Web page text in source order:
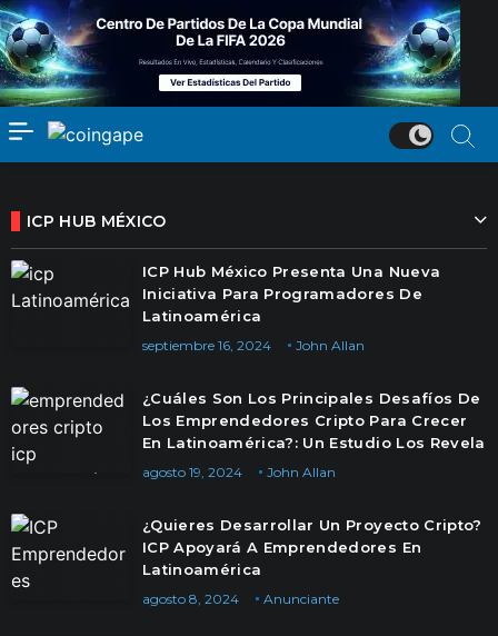
ICP HUB MÉXICO
ICP Hub México Presenta Una Nueva
Iniciativa Para Programadores De
Latinoamérica
John Allan
septiembre 16, 2024
¿Cuáles Son Los Principales Desafíos De
Los Emprendedores Cripto Para Crecer
En Latinoamérica?: Un Estudio Los Revela
John Allan
agosto 19, 2024
¿Quieres Desarrollar Un Proyecto Cripto?
ICP Apoyará A Emprendedores En
Latinoamérica
Anunciante
agosto 8, 2024